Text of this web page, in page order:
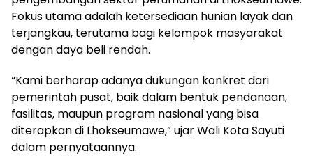
Fokus utama adalah ketersediaan hunian layak dan
terjangkau, terutama bagi kelompok masyarakat
dengan daya beli rendah.
“Kami berharap adanya dukungan konkret dari
pemerintah pusat, baik dalam bentuk pendanaan,
fasilitas, maupun program nasional yang bisa
diterapkan di Lhokseumawe,” ujar Wali Kota Sayuti
dalam pernyataannya.